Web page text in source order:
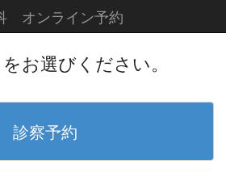
オンライン予約
お選びください。
診察予約